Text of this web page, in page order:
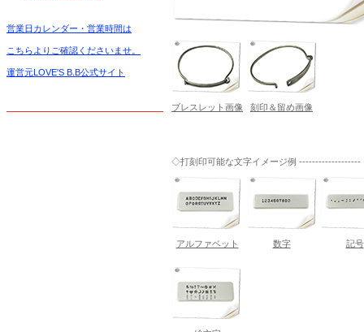
営業日カレンダー・営業時間は
こちらよりご確認くださいませ。
運営元LOVE'S B.B公式サイト
ブレスレット画像 刻印＆留め画像
◇打刻印可能な文字イメージ例 -------------------
アルファベット 数字 記号